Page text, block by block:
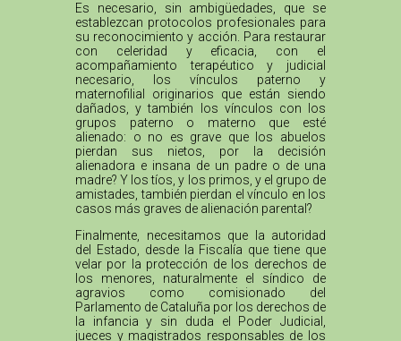
Es necesario, sin ambigüedades, que se
establezcan protocolos profesionales para
su reconocimiento y acción. Para restaurar
con celeridad y eficacia, con el
acompañamiento terapéutico y judicial
necesario, los vínculos paterno y
maternofilial originarios que están siendo
dañados, y también los vínculos con los
grupos paterno o materno que esté
alienado: o no es grave que los abuelos
pierdan sus nietos, por la decisión
alienadora e insana de un padre o de una
madre? Y los tíos, y los primos, y el grupo de
amistades, también pierdan el vínculo en los
casos más graves de alienación parental?
Finalmente, necesitamos que la autoridad
del Estado, desde la Fiscalía que tiene que
velar por la protección de los derechos de
los menores, naturalmente el síndico de
agravios como comisionado del
Parlamento de Cataluña por los derechos de
la infancia y sin duda el Poder Judicial,
jueces y magistrados responsables de los